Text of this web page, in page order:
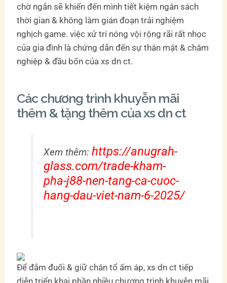
chờ ngắn sẽ khiến đến mình tiết kiệm ngân sách
thời gian & không làm gián đoạn trải nghiệm
nghịch game. việc xử trí nóng vội rộng rãi rất nhọc
của gia đình là chứng dẫn đến sự thân mật & chăm
nghiệp & đầu bốn của xs dn ct.
Các chương trình khuyễn mãi
thêm & tặng thêm của xs dn ct
Xem thêm:https://anugrah-
glass.com/trade-kham-
pha-j88-nen-tang-ca-cuoc-
hang-dau-viet-nam-6-2025/
Để đắm đuối & giữ chân tổ ấm áp, xs dn ct tiếp